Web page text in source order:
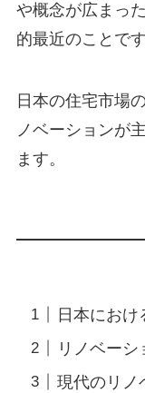
や概念が広まっ
的最近のことです
日本の住宅市場
ノベーションが
ます。
日本におけ
リノベー
現代のリノ